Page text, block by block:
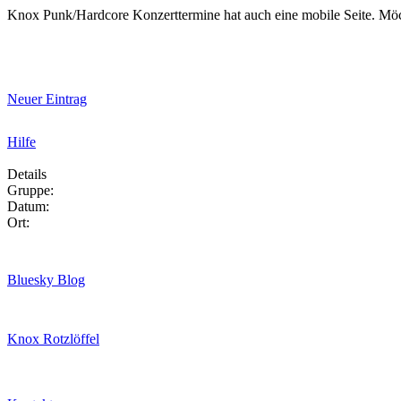
Knox Punk/Hardcore Konzerttermine hat auch eine mobile Seite.
Neuer Eintrag
Hilfe
Details
Gruppe:
Datum:
Ort:
Bluesky Blog
Knox Rotzlöffel